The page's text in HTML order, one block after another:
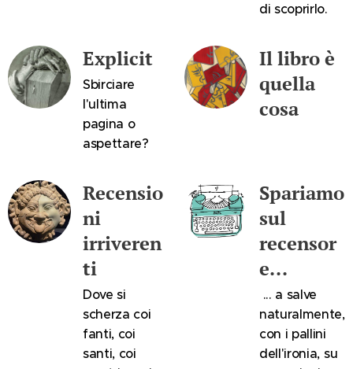
di scoprirlo.
Explicit
Sbirciare
l'ultima
pagina o
aspettare?
Il libro è
quella
cosa
Recensio
ni
irriveren
ti
Dove si
scherza coi
fanti, coi
santi, coi
Spariamo
sul
recensor
e...
... a salve
naturalmente,
con i pallini
dell'ironia, su